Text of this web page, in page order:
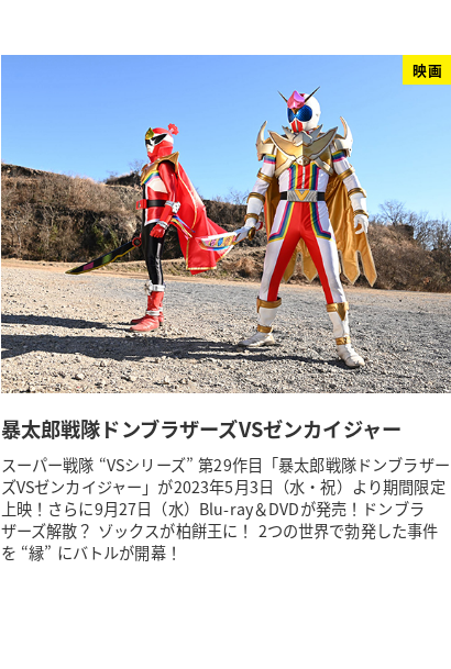
映画
暴太郎戦隊ドンブラザーズVSゼンカイジャー
スーパー戦隊 “VSシリーズ” 第29作目「暴太郎戦隊ドンブラザー
ズVSゼンカイジャー」が2023年5月3日（水・祝）より期間限定
上映！さらに9月27日（水）Blu-ray＆DVDが発売！ドンブラ
ザーズ解散？ ゾックスが柏餅王に！ 2つの世界で勃発した事件
を “縁” にバトルが開幕！